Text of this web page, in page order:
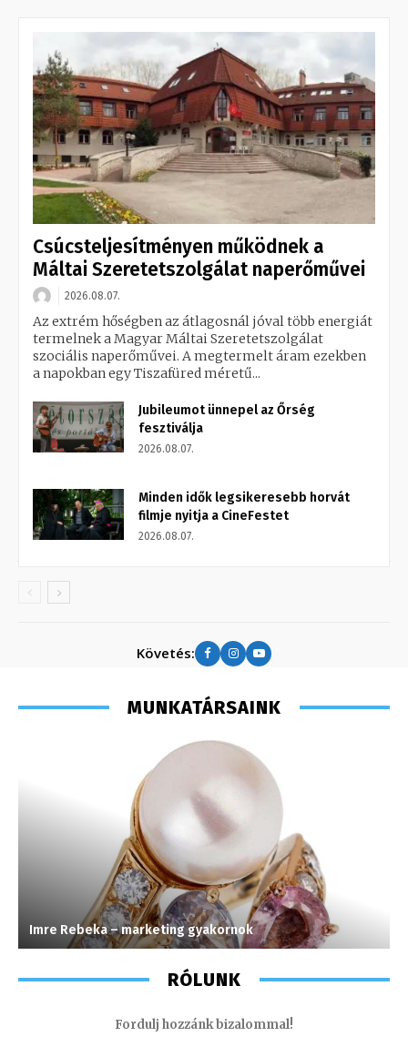
Csúcsteljesítményen működnek a
Máltai Szeretetszolgálat naperőművei
2026.08.07.
Az extrém hőségben az átlagosnál jóval több energiát
termelnek a Magyar Máltai Szeretetszolgálat
szociális naperőművei. A megtermelt áram ezekben
a napokban egy Tiszafüred méretű...
Jubileumot ünnepel az Őrség
fesztiválja
2026.08.07.
Minden idők legsikeresebb horvát
filmje nyitja a CineFestet
2026.08.07.
Követés:
MUNKATÁRSAINK
Imre Rebeka – marketing gyakornok
RÓLUNK
Fordulj hozzánk bizalommal!